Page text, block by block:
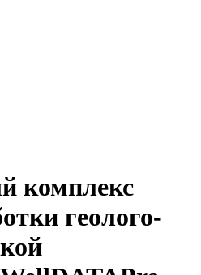
комплекс
геолого-